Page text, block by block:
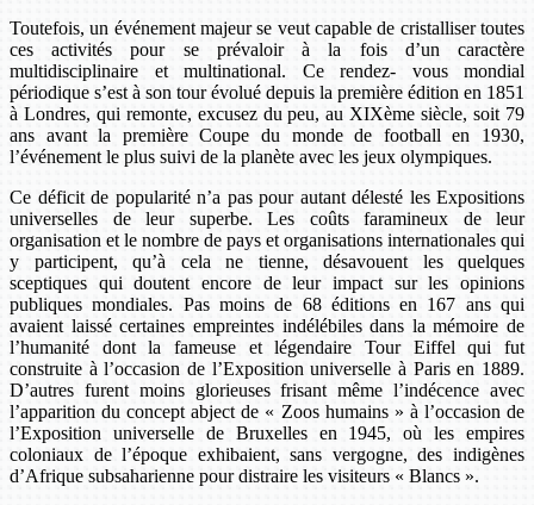
Toutefois, un événement majeur se veut capable de cristalliser toutes
ces activités pour se prévaloir à la fois d’un caractère
multidisciplinaire et multinational. Ce rendez- vous mondial
périodique s’est à son tour évolué depuis la première édition en 1851
à Londres, qui remonte, excusez du peu, au XIXème siècle, soit 79
ans avant la première Coupe du monde de football en 1930,
l’événement le plus suivi de la planète avec les jeux olympiques.
Ce déficit de popularité n’a pas pour autant délesté les Expositions
universelles de leur superbe. Les coûts faramineux de leur
organisation et le nombre de pays et organisations internationales qui
y participent, qu’à cela ne tienne, désavouent les quelques
sceptiques qui doutent encore de leur impact sur les opinions
publiques mondiales. Pas moins de 68 éditions en 167 ans qui
avaient laissé certaines empreintes indélébiles dans la mémoire de
l’humanité dont la fameuse et légendaire Tour Eiffel qui fut
construite à l’occasion de l’Exposition universelle à Paris en 1889.
D’autres furent moins glorieuses frisant même l’indécence avec
l’apparition du concept abject de « Zoos humains » à l’occasion de
l’Exposition universelle de Bruxelles en 1945, où les empires
coloniaux de l’époque exhibaient, sans vergogne, des indigènes
d’Afrique subsaharienne pour distraire les visiteurs « Blancs ».